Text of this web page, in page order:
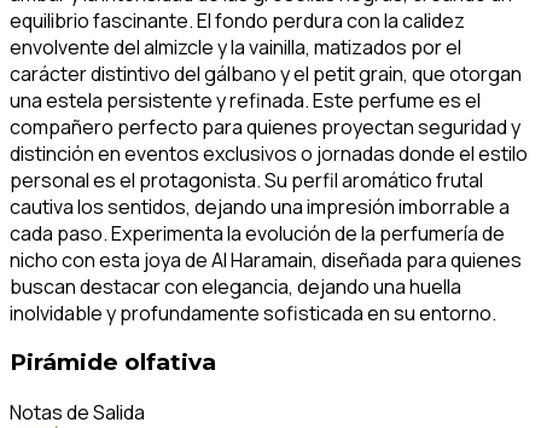
equilibrio fascinante. El fondo perdura con la calidez
envolvente del almizcle y la vainilla, matizados por el
carácter distintivo del gálbano y el petit grain, que otorgan
una estela persistente y refinada. Este perfume es el
compañero perfecto para quienes proyectan seguridad y
distinción en eventos exclusivos o jornadas donde el estilo
personal es el protagonista. Su perfil aromático frutal
cautiva los sentidos, dejando una impresión imborrable a
cada paso. Experimenta la evolución de la perfumería de
nicho con esta joya de Al Haramain, diseñada para quienes
buscan destacar con elegancia, dejando una huella
inolvidable y profundamente sofisticada en su entorno.
Pirámide olfativa
Notas de Salida